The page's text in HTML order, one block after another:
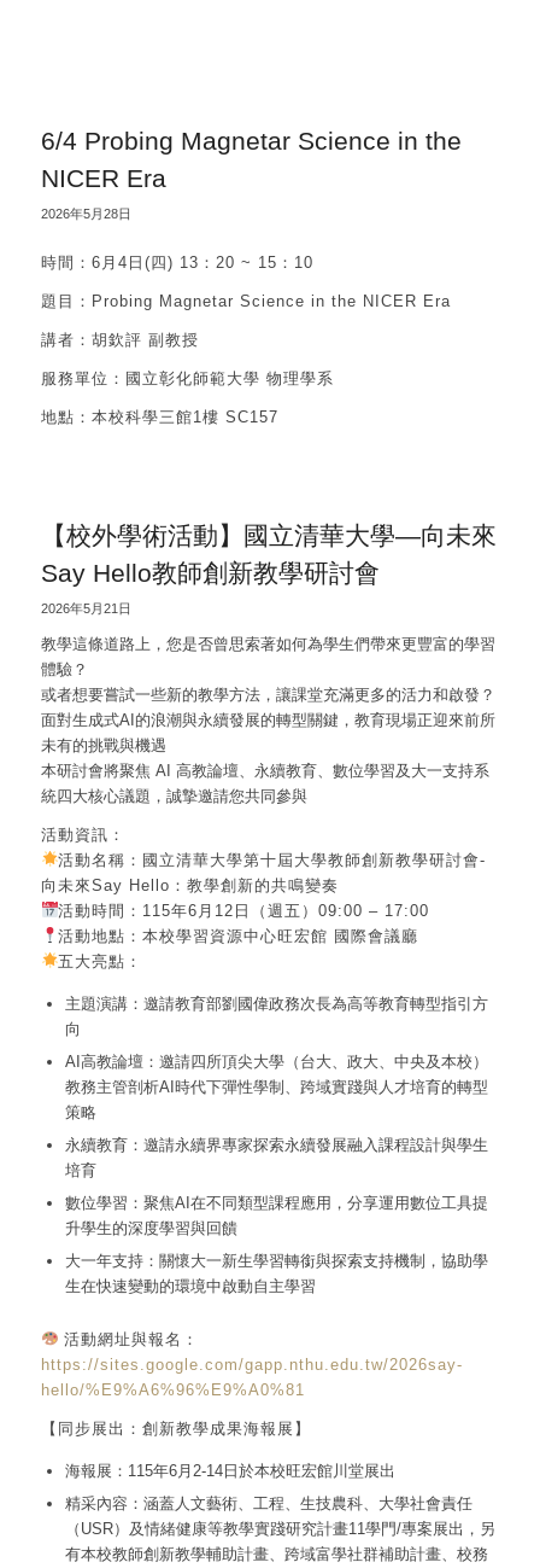
6/4 Probing Magnetar Science in the
NICER Era
2026年5月28日
時間：6月4日(四) 13：20 ~ 15：10
題目：Probing Magnetar Science in the NICER Era
講者：胡欽評 副教授
服務單位：國立彰化師範大學 物理學系
地點：本校科學三館1樓 SC157
【校外學術活動】國立清華大學—向未來
Say Hello教師創新教學研討會
2026年5月21日
教學這條道路上，您是否曾思索著如何為學生們帶來更豐富的學習
體驗？
或者想要嘗試一些新的教學方法，讓課堂充滿更多的活力和啟發？
面對生成式AI的浪潮與永續發展的轉型關鍵，教育現場正迎來前所
未有的挑戰與機遇
本研討會將聚焦 AI 高教論壇、永續教育、數位學習及大一支持系
統四大核心議題，誠摯邀請您共同參與
活動資訊：
活動名稱：國立清華大學第十屆大學教師創新教學研討會-
向未來Say Hello：教學創新的共鳴變奏
活動時間：115年6月12日（週五）09:00 – 17:00
活動地點：本校學習資源中心旺宏館 國際會議廳
五大亮點：
主題演講：邀請教育部劉國偉政務次長為高等教育轉型指引方
向
AI高教論壇：邀請四所頂尖大學（台大、政大、中央及本校）
教務主管剖析AI時代下彈性學制、跨域實踐與人才培育的轉型
策略
永續教育：邀請永續界專家探索永續發展融入課程設計與學生
培育
數位學習：聚焦AI在不同類型課程應用，分享運用數位工具提
升學生的深度學習與回饋
大一年支持：關懷大一新生學習轉銜與探索支持機制，協助學
生在快速變動的環境中啟動自主學習
活動網址與報名：
https://sites.google.com/gapp.nthu.edu.tw/2026say-
hello/%E9%A6%96%E9%A0%81
【同步展出：創新教學成果海報展】
海報展：115年6月2-14日於本校旺宏館川堂展出
精采內容：涵蓋人文藝術、工程、生技農科、大學社會責任
（USR）及情緒健康等教學實踐研究計畫11學門/專案展出，另
有本校教師創新教學輔助計畫、跨域富學社群補助計畫、校務